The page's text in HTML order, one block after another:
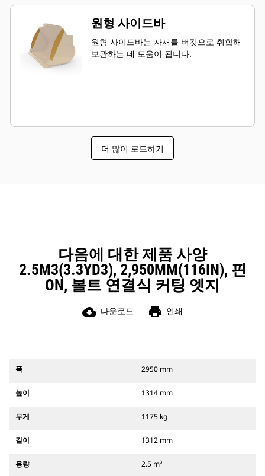
원형 사이드바
원형 사이드바는 자재를 버킷으로 취합해
보관하는 데 도움이 됩니다.
더 많이 로드하기
다음에 대한 제품 사양
2.5M3(3.3YD3), 2,950MM(116IN), 핀
ON, 볼트 연결식 커팅 엣지
cloud_download 다운로드 print 인쇄
폭 2950 mm
높이 1314 mm
무게 1175 kg
길이 1312 mm
용량 2.5 m³